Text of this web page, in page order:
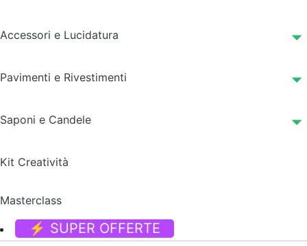
Accessori e Lucidatura
Pavimenti e Rivestimenti
Saponi e Candele
Kit Creatività
Masterclass
⚡ SUPER OFFERTE